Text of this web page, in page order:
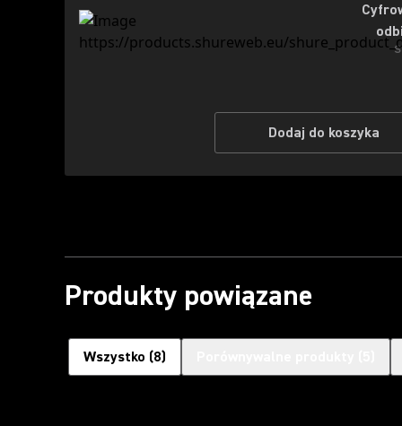
Dodaj do koszyka
Produkty powiązane
Wszystko (8)